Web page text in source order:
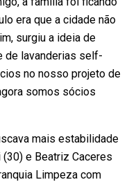
era que a cidade não
surgiu a ideia de
de lavanderias self-
no nosso projeto de
somos sócios
mais estabilidade
(30) e Beatriz Caceres
Limpeza com